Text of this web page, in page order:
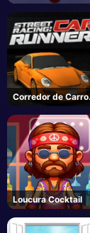
Corredor de Carro
de Corrida de Rua
Loucura Cocktail